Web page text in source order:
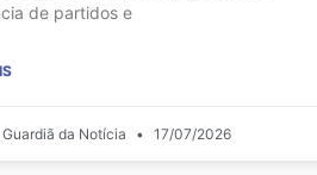
de partidos e
Guardiã da Notícia 17/07/2026